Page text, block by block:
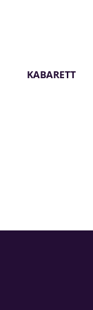
KABARETT